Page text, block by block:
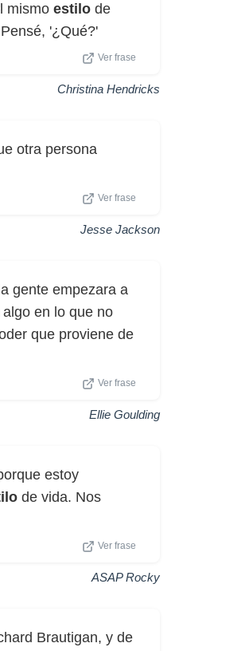
mismo estilo de
'¿Qué?'
Ver frase
Christina Hendricks
otra persona
Ver frase
Jesse Jackson
gente empezara a
en lo que no
que proviene de
Ver frase
Ellie Goulding
estoy
de vida. Nos
Ver frase
ASAP Rocky
Brautigan, y de